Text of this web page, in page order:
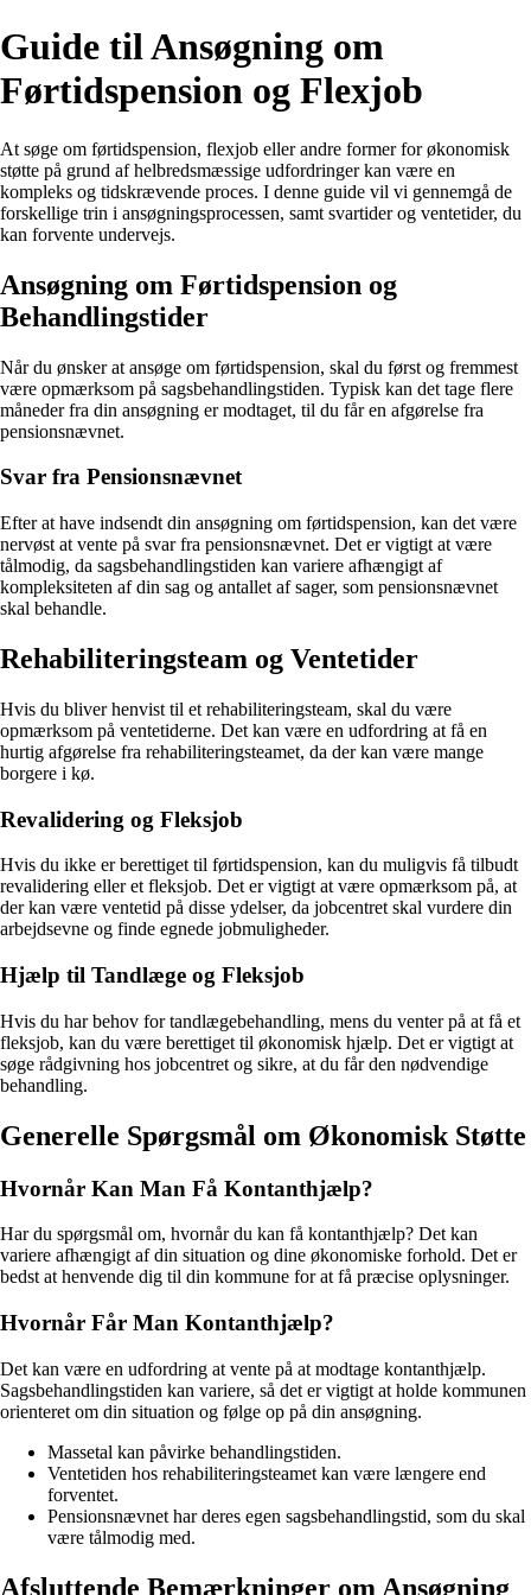
Guide til Ansøgning om
Førtidspension og Flexjob
At søge om førtidspension, flexjob eller andre former for økonomisk
støtte på grund af helbredsmæssige udfordringer kan være en
kompleks og tidskrævende proces. I denne guide vil vi gennemgå de
forskellige trin i ansøgningsprocessen, samt svartider og ventetider, du
kan forvente undervejs.
Ansøgning om Førtidspension og
Behandlingstider
Når du ønsker at ansøge om førtidspension, skal du først og fremmest
være opmærksom på sagsbehandlingstiden. Typisk kan det tage flere
måneder fra din ansøgning er modtaget, til du får en afgørelse fra
pensionsnævnet.
Svar fra Pensionsnævnet
Efter at have indsendt din ansøgning om førtidspension, kan det være
nervøst at vente på svar fra pensionsnævnet. Det er vigtigt at være
tålmodig, da sagsbehandlingstiden kan variere afhængigt af
kompleksiteten af din sag og antallet af sager, som pensionsnævnet
skal behandle.
Rehabiliteringsteam og Ventetider
Hvis du bliver henvist til et rehabiliteringsteam, skal du være
opmærksom på ventetiderne. Det kan være en udfordring at få en
hurtig afgørelse fra rehabiliteringsteamet, da der kan være mange
borgere i kø.
Revalidering og Fleksjob
Hvis du ikke er berettiget til førtidspension, kan du muligvis få tilbudt
revalidering eller et fleksjob. Det er vigtigt at være opmærksom på, at
der kan være ventetid på disse ydelser, da jobcentret skal vurdere din
arbejdsevne og finde egnede jobmuligheder.
Hjælp til Tandlæge og Fleksjob
Hvis du har behov for tandlægebehandling, mens du venter på at få et
fleksjob, kan du være berettiget til økonomisk hjælp. Det er vigtigt at
søge rådgivning hos jobcentret og sikre, at du får den nødvendige
behandling.
Generelle Spørgsmål om Økonomisk Støtte
Hvornår Kan Man Få Kontanthjælp?
Har du spørgsmål om, hvornår du kan få kontanthjælp? Det kan
variere afhængigt af din situation og dine økonomiske forhold. Det er
bedst at henvende dig til din kommune for at få præcise oplysninger.
Hvornår Får Man Kontanthjælp?
Det kan være en udfordring at vente på at modtage kontanthjælp.
Sagsbehandlingstiden kan variere, så det er vigtigt at holde kommunen
orienteret om din situation og følge op på din ansøgning.
Massetal kan påvirke behandlingstiden.
Ventetiden hos rehabiliteringsteamet kan være længere end
forventet.
Pensionsnævnet har deres egen sagsbehandlingstid, som du skal
være tålmodig med.
Afsluttende Bemærkninger om Ansøgning